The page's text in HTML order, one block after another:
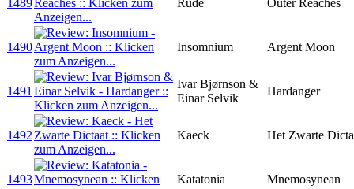
1490 Insomnium Argent Moon
1491
Ivar Bjørnson &
Einar Selvik
Hardanger
1492 Kaeck Het Zwarte
1493 Katatonia Mnemosynean